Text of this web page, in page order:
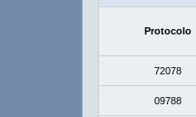
Protocolo
72078
09788